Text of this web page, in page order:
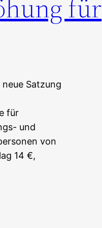
für
Satzung
für
und
von
14 €,